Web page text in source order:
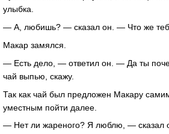
улыбка.
— А, любишь? — сказал он. — Что же
Макар замялся.
— Есть дело, — ответил он. — Да ты
чай выпью, скажу.
Так как чай был предложен Макару
уместным пойти далее.
— Нет ли жареного? Я люблю, — сказал